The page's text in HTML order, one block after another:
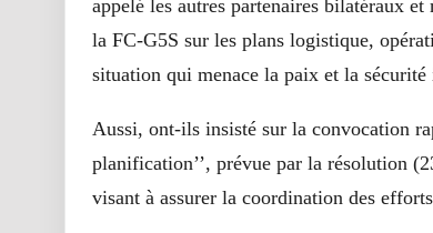
appelé les autres partenaires bilatéraux
la FC-G5S sur les plans logistique,
situation qui menace la paix et la sécurité
Aussi, ont-ils insisté sur la convocation
planification’’, prévue par la résolution
visant à assurer la coordination des